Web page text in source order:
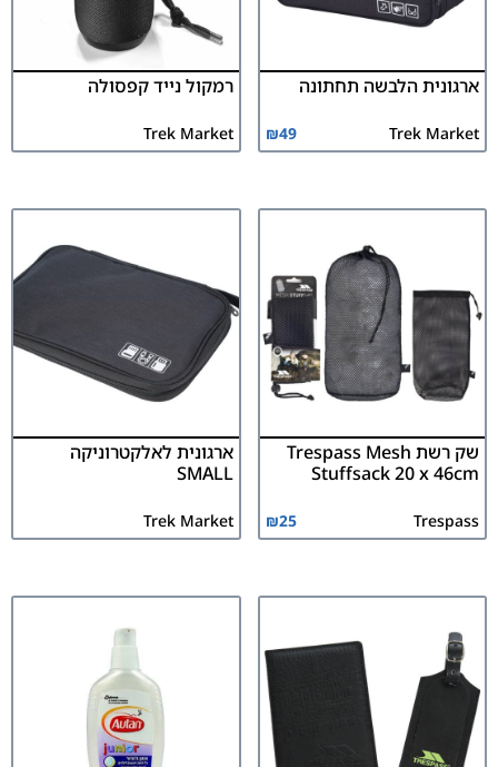
ארגונית הלבשה תחתונה
Trek Market
₪49
רמקול נייד קפסולה
Trek Market
שק רשת Trespass Mesh
Stuffsack 20 x 46cm
Trespass
₪25
ארגונית לאלקטרוניקה
SMALL
Trek Market